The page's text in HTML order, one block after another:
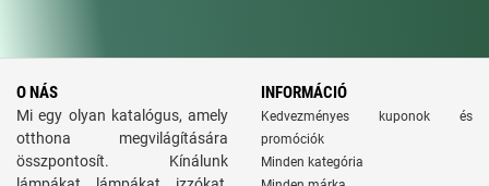
O NÁS
Mi egy olyan katalógus, amely
otthona megvilágítására
összpontosít. Kínálunk
INFORMÁCIÓ
Kedvezményes kuponok és
promóciók
Minden kategória